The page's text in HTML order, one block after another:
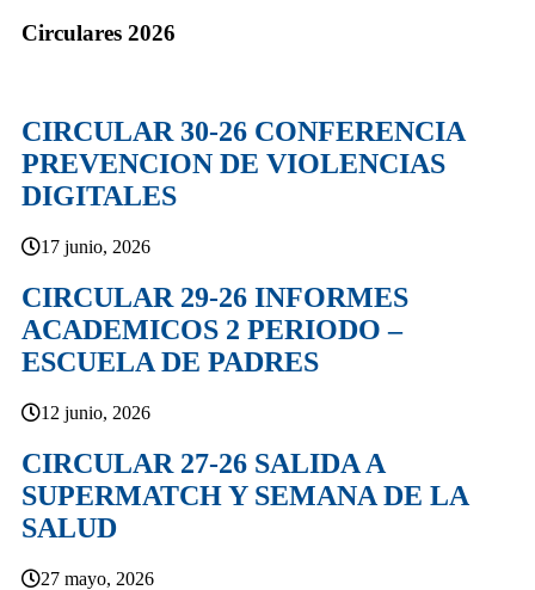
Circulares 2026
CIRCULAR 30-26 CONFERENCIA
PREVENCION DE VIOLENCIAS
DIGITALES
17 junio, 2026
CIRCULAR 29-26 INFORMES
ACADEMICOS 2 PERIODO –
ESCUELA DE PADRES
12 junio, 2026
CIRCULAR 27-26 SALIDA A
SUPERMATCH Y SEMANA DE LA
SALUD
27 mayo, 2026